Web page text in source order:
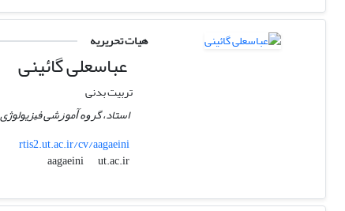
هیات تحریریه
عباسعلی گائینی
تربیت بدنی
استاد، گرﻭﻩ ﺁﻣﻮﺯﺷﻰ
rtis2.ut.ac.ir/cv/aagaeini
aagaeini
ut.ac.ir